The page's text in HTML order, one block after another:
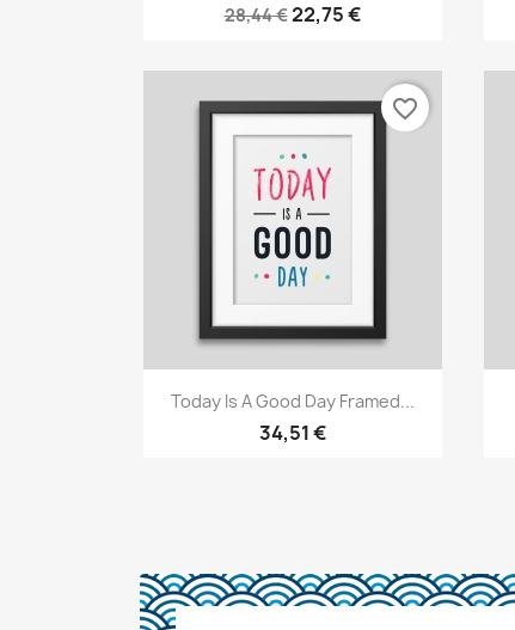
28,44 €22,75 €
Vorschau
Today Is A Good Day Framed...
34,51 €
favorite_border